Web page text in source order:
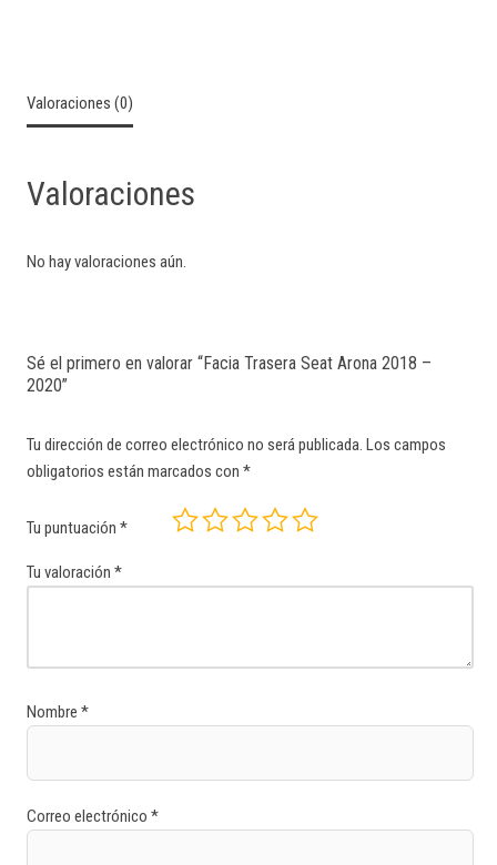
Valoraciones (0)
Valoraciones
No hay valoraciones aún.
Sé el primero en valorar “Facia Trasera Seat Arona 2018 –
2020”
Tu dirección de correo electrónico no será publicada. Los campos
obligatorios están marcados con *
Tu puntuación *
Tu valoración *
Nombre *
Correo electrónico *